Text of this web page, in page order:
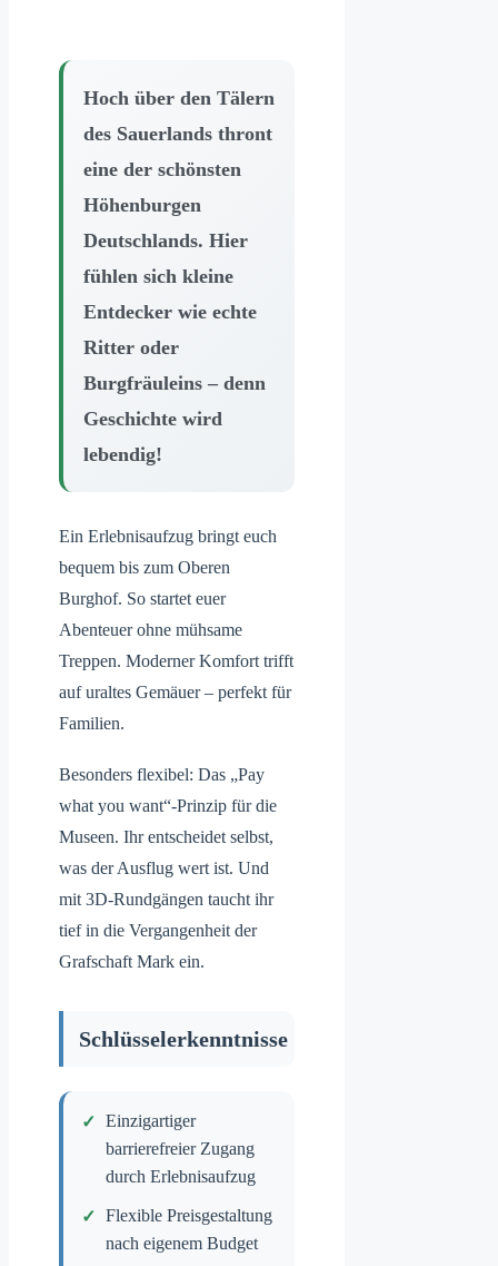
Hoch über den Tälern
des Sauerlands thront
eine der schönsten
Höhenburgen
Deutschlands. Hier
fühlen sich kleine
Entdecker wie echte
Ritter oder
Burgfräuleins – denn
Geschichte wird
lebendig!
Ein Erlebnisaufzug bringt euch
bequem bis zum Oberen
Burghof. So startet euer
Abenteuer ohne mühsame
Treppen. Moderner Komfort trifft
auf uraltes Gemäuer – perfekt für
Familien.
Besonders flexibel: Das „Pay
what you want“-Prinzip für die
Museen. Ihr entscheidet selbst,
was der Ausflug wert ist. Und
mit 3D-Rundgängen taucht ihr
tief in die Vergangenheit der
Grafschaft Mark ein.
Schlüsselerkenntnisse
Einzigartiger
barrierefreier Zugang
durch Erlebnisaufzug
Flexible Preisgestaltung
nach eigenem Budget